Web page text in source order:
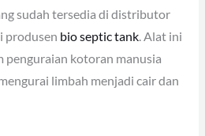
sudah tersedia di distributor
produsen bio septic tank. Alat ini
penguraian kotoran manusia
limbah menjadi cair dan